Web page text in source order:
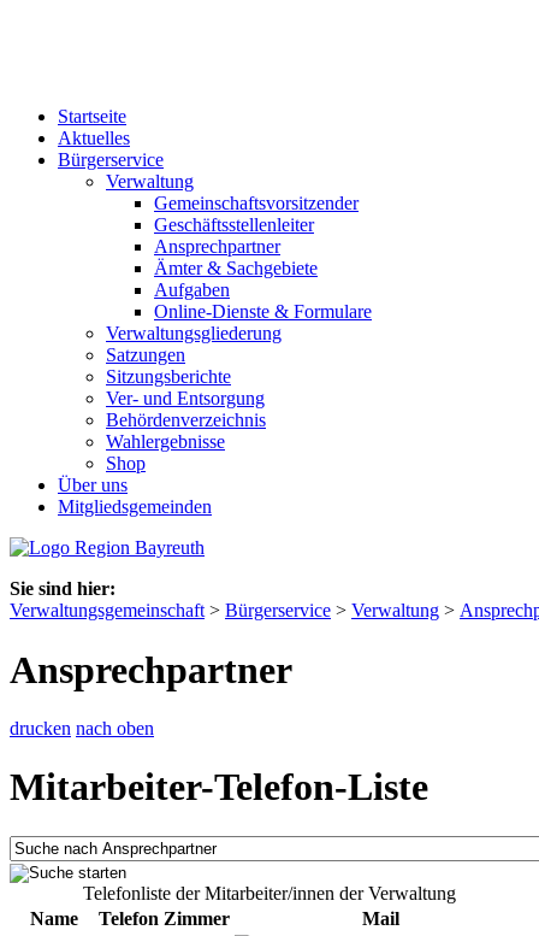
Startseite
Aktuelles
Bürgerservice
Verwaltung
Gemeinschaftsvorsitzender
Geschäftsstellenleiter
Ansprechpartner
Ämter & Sachgebiete
Aufgaben
Online-Dienste & Formulare
Verwaltungsgliederung
Satzungen
Sitzungsberichte
Ver- und Entsorgung
Behördenverzeichnis
Wahlergebnisse
Shop
Über uns
Mitgliedsgemeinden
Sie sind hier:
Verwaltungsgemeinschaft > Bürgerservice > Verwaltung >
Ansprechpartner
drucken nach oben
Mitarbeiter-Telefon-Liste
Telefonliste der Mitarbeiter/innen der Verwaltung
Name
Telefon Zimmer Mail